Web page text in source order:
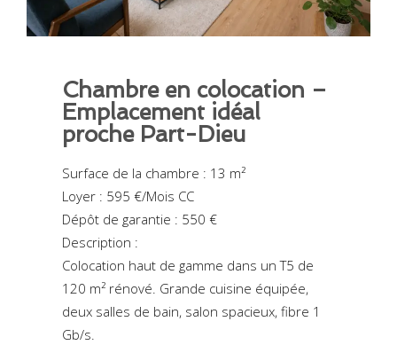
Chambre en colocation –
Emplacement idéal
proche Part-Dieu
Surface de la chambre : 13 m²
Loyer : 595 €/Mois CC
Dépôt de garantie : 550 €
Description :
Colocation haut de gamme dans un T5 de
120 m² rénové. Grande cuisine équipée,
deux salles de bain, salon spacieux, fibre 1
Gb/s.